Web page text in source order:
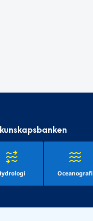
Oceanografi